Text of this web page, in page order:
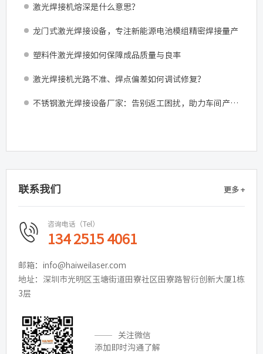
激光焊接机熔深是什么意思？
龙门式激光焊接设备，专注新能源电池模组精密焊接量产
塑料件激光焊接如何保障成品质量与良率
激光焊接机光路不准、焊点偏差如何调试修复？
不锈钢激光焊接设备厂家：告别返工困扰，助力车间产能跃升
联系我们 更多 +
咨询电话（Tel）
134 2515 4061
邮箱：info@haiweilaser.com
地址：深圳市光明区玉塘街道田寮社区田寮路智衍创新大厦1栋
3层
关注微信
添加即时沟通了解